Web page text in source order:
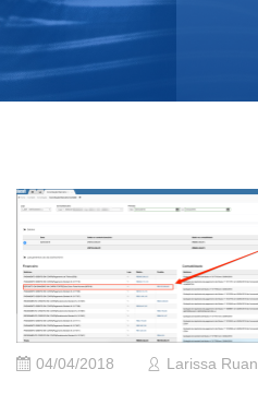
04/04/2018 Larissa